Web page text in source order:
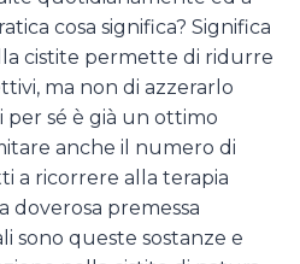
cosa significa? Significa
cistite permette di ridurre
ma non di azzerarlo
sé è già un ottimo
anche il numero di
a ricorrere alla terapia
doverosa premessa
sono queste sostanze e